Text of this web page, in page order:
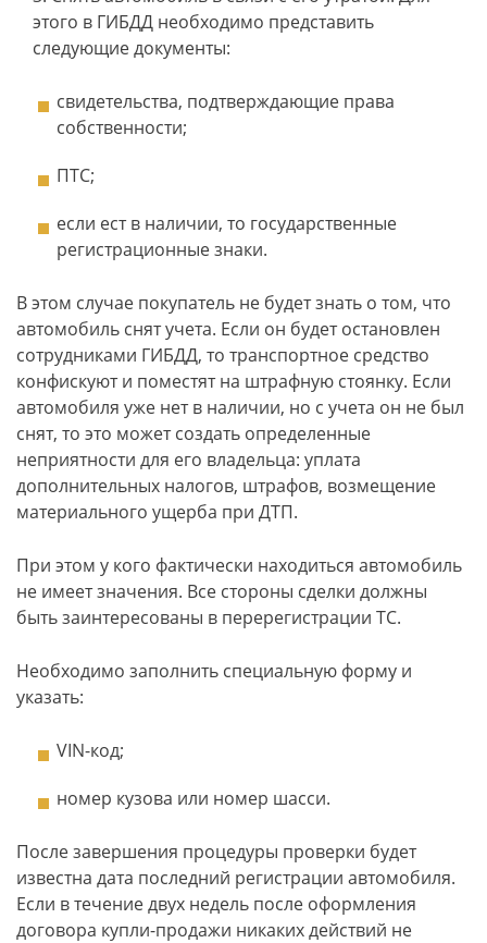
этого в ГИБДД необходимо представить
следующие документы:
свидетельства, подтверждающие права
собственности;
ПТС;
если ест в наличии, то государственные
регистрационные знаки.
В этом случае покупатель не будет знать о том, что
автомобиль снят учета. Если он будет остановлен
сотрудниками ГИБДД, то транспортное средство
конфискуют и поместят на штрафную стоянку. Если
автомобиля уже нет в наличии, но с учета он не был
снят, то это может создать определенные
неприятности для его владельца: уплата
дополнительных налогов, штрафов, возмещение
материального ущерба при ДТП.
При этом у кого фактически находиться автомобиль
не имеет значения. Все стороны сделки должны
быть заинтересованы в перерегистрации ТС.
Необходимо заполнить специальную форму и
указать:
VIN-код;
номер кузова или номер шасси.
После завершения процедуры проверки будет
известна дата последний регистрации автомобиля.
Если в течение двух недель после оформления
договора купли-продажи никаких действий не